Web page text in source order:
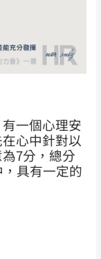
一個心理安
心中針對以
7分，總分
具有一定的